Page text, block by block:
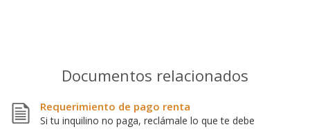
Documentos relacionados
Requerimiento de pago renta
Si tu inquilino no paga, reclámale lo que te debe